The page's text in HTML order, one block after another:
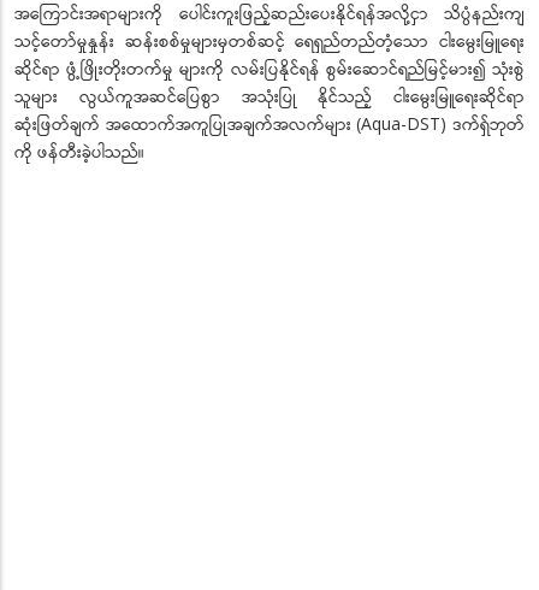
အကြောင်းအရာများကို ပေါင်းကူးဖြည့်ဆည်းပေးနိုင်ရန်အလို့ငှာ သိပ္ပံနည်းကျ
သင့်တော်မှုနှုန်း ဆန်းစစ်မှုများမှတစ်ဆင့် ရေရှည်တည်တံ့သော ငါးမွေးမြူရေး
ဆိုင်ရာ ဖွံ့ဖြိုးတိုးတက်မှု များကို လမ်းပြနိုင်ရန် စွမ်းဆောင်ရည်မြင့်မား၍ သုံးစွဲ
သူများ လွယ်ကူအဆင်ပြေစွာ အသုံးပြု နိုင်သည့် ငါးမွေးမြူရေးဆိုင်ရာ
ဆုံးဖြတ်ချက် အထောက်အကူပြုအချက်အလက်များ (Aqua-DST) ဒက်ရှ်ဘုတ်
ကို ဖန်တီးခဲ့ပါသည်။